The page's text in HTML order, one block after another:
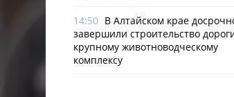
14:50 В Алтайском крае
завершили строительство
крупному животноводческому
комплексу